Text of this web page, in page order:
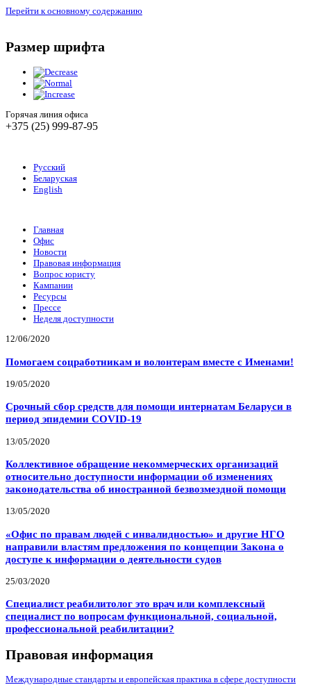
Перейти к основному содержанию
Размер шрифта
Горячая линия офиса
+375 (25) 999-87-95
Русский
Беларуская
English
Главная
Офис
Новости
Правовая информация
Вопрос юристу
Кампании
Ресурсы
Прессе
Неделя доступности
12/06/2020
Помогаем соцработникам и волонтерам вместе с Именами!
19/05/2020
Срочный сбор средств для помощи интернатам Беларуси в
период эпидемии COVID-19
13/05/2020
Коллективное обращение некоммерческих организаций
относительно доступности информации об изменениях
законодательства об иностранной безвозмездной помощи
13/05/2020
«Офис по правам людей с инвалидностью» и другие НГО
направили властям предложения по концепции Закона о
доступе к информации о деятельности судов
25/03/2020
Специалист реабилитолог это врач или комплексный
специалист по вопросам функциональной, социальной,
профессиональной реабилитации?
Правовая информация
Международные стандарты и европейская практика в сфере доступности